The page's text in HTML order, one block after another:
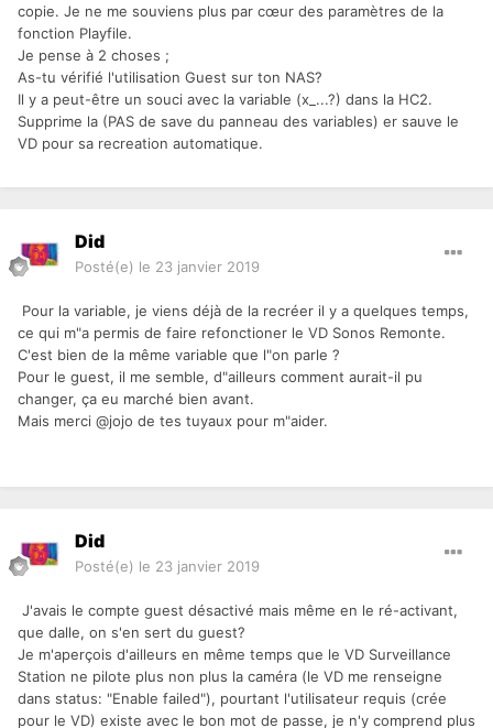
copie. Je ne me souviens plus par cœur des paramètres de la
fonction Playfile.
Je pense à 2 choses ;
As-tu vérifié l'utilisation Guest sur ton NAS?
Il y a peut-être un souci avec la variable (x_...?) dans la HC2.
Supprime la (PAS de save du panneau des variables) er sauve le
VD pour sa recreation automatique.
Did
Posté(e) le 23 janvier 2019
Pour la variable, je viens déjà de la recréer il y a quelques temps,
ce qui m"a permis de faire refonctioner le VD Sonos Remonte.
C'est bien de la même variable que l"on parle ?
Pour le guest, il me semble, d"ailleurs comment aurait-il pu
changer, ça eu marché bien avant.
Mais merci @jojo de tes tuyaux pour m"aider.
Did
Posté(e) le 23 janvier 2019
J'avais le compte guest désactivé mais même en le ré-activant,
que dalle, on s'en sert du guest?
Je m'aperçois d'ailleurs en même temps que le VD Surveillance
Station ne pilote plus non plus la caméra (le VD me renseigne
dans status: "Enable failed"), pourtant l'utilisateur requis (crée
pour le VD) existe avec le bon mot de passe, je n'y comprend plus